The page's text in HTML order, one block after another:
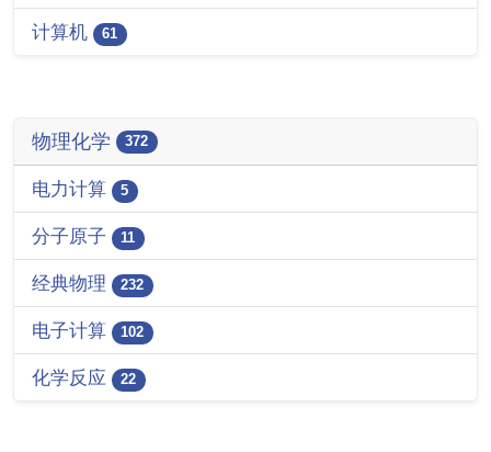
计算机 61
物理化学 372
电力计算 5
分子原子 11
经典物理 232
电子计算 102
化学反应 22